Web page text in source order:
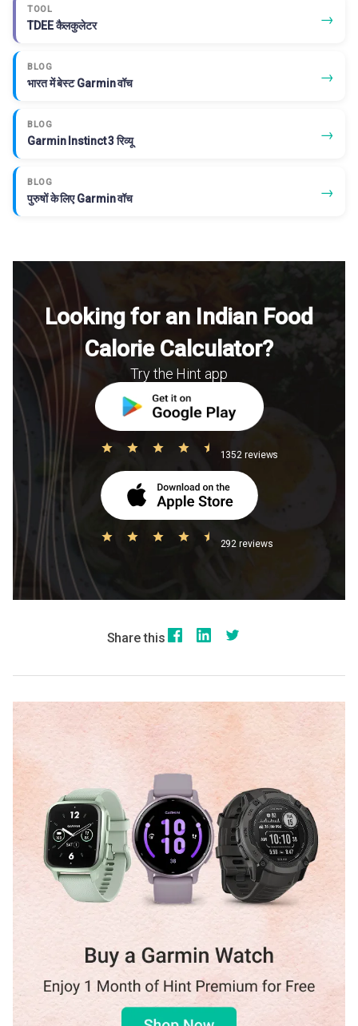
TOOL
TDEE कैलकुलेटर →
BLOG
भारत में बेस्ट Garmin वॉच →
BLOG
Garmin Instinct 3 रिव्यू →
BLOG
पुरुषों के लिए Garmin वॉच →
Looking for an Indian Food
Calorie Calculator?
Try the Hint app
1352 reviews
292 reviews
Share this